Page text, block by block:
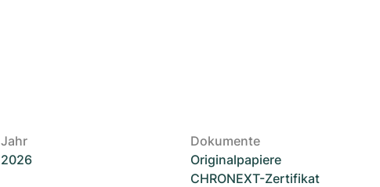
Jahr
2026
Dokumente
Originalpapiere
CHRONEXT-Zertifikat